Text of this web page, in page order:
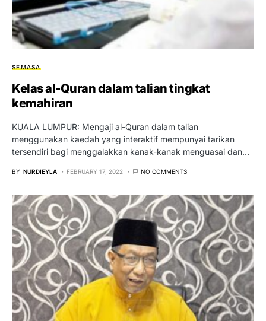
SEMASA
Kelas al-Quran dalam talian tingkat
kemahiran
KUALA LUMPUR: Mengaji al-Quran dalam talian
menggunakan kaedah yang interaktif mempunyai tarikan
tersendiri bagi menggalakkan kanak-kanak menguasai dan…
BY NURDIEYLA FEBRUARY 17, 2022 NO COMMENTS